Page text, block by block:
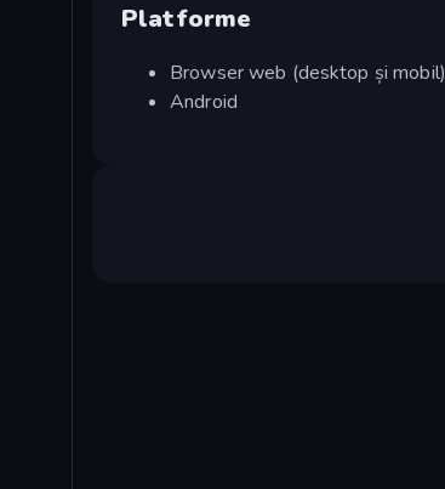
Platforme
Browser web (desktop și mobil)
Android